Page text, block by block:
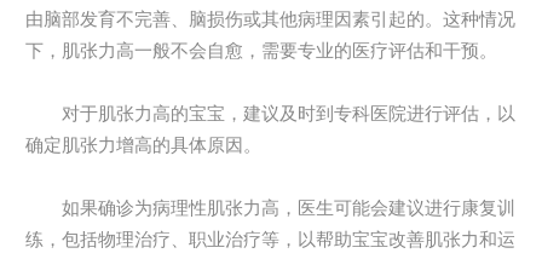
由脑部发育不完善、脑损伤或其他病理因素引起的。这种情况
下，肌张力高一般不会自愈，需要专业的医疗评估和干预。
对于肌张力高的宝宝，建议及时到专科医院进行评估，以
确定肌张力增高的具体原因。
如果确诊为病理性肌张力高，医生可能会建议进行康复训
练，包括物理治疗、职业治疗等，以帮助宝宝改善肌张力和运